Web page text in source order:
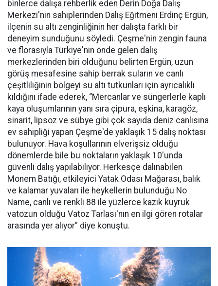
binlerce dalışa rehberlik eden Derin Doğa Dalış
Merkezi'nin sahiplerinden Dalış Eğitmeni Erdinç Ergün,
ilçenin su altı zenginliğinin her dalışta farklı bir
deneyim sunduğunu söyledi. Çeşme'nin zengin fauna
ve florasıyla Türkiye'nin önde gelen dalış
merkezlerinden biri olduğunu belirten Ergün, uzun
görüş mesafesine sahip berrak suların ve canlı
çeşitliliğinin bölgeyi su altı tutkunları için ayrıcalıklı
kıldığını ifade ederek, “Mercanlar ve süngerlerle kaplı
kaya oluşumlarının yanı sıra çipura, eşkina, karagöz,
sinarit, lipsoz ve sübye gibi çok sayıda deniz canlısına
ev sahipliği yapan Çeşme'de yaklaşık 15 dalış noktası
bulunuyor. Hava koşullarının elverişsiz olduğu
dönemlerde bile bu noktaların yaklaşık 10'unda
güvenli dalış yapılabiliyor. Herkesçe dalınabilen
Monem Batığı, etkileyici Yatak Odası Mağarası, balık
ve kalamar yuvaları ile heykellerin bulunduğu No
Name, canlı ve renkli 88 ile yüzlerce kazık kuyruk
vatozun olduğu Vatoz Tarlası'nın en ilgi gören rotalar
arasında yer alıyor” diye konuştu.